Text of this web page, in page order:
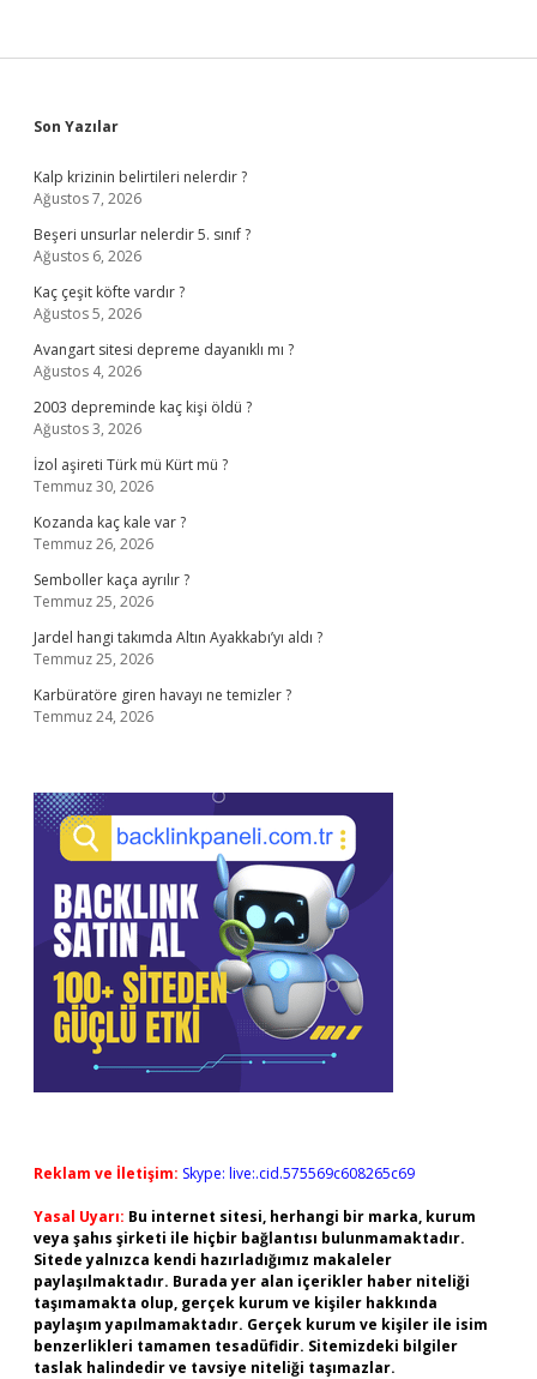
Sidebar
Son Yazılar
Kalp krizinin belirtileri nelerdir ?
Ağustos 7, 2026
Beşeri unsurlar nelerdir 5. sınıf ?
Ağustos 6, 2026
Kaç çeşit köfte vardır ?
Ağustos 5, 2026
Avangart sitesi depreme dayanıklı mı ?
Ağustos 4, 2026
2003 depreminde kaç kişi öldü ?
Ağustos 3, 2026
İzol aşireti Türk mü Kürt mü ?
Temmuz 30, 2026
Kozanda kaç kale var ?
Temmuz 26, 2026
Semboller kaça ayrılır ?
Temmuz 25, 2026
Jardel hangi takımda Altın Ayakkabı’yı aldı ?
Temmuz 25, 2026
Karbüratöre giren havayı ne temizler ?
Temmuz 24, 2026
Reklam ve İletişim: Skype: live:.cid.575569c608265c69
Yasal Uyarı: Bu internet sitesi, herhangi bir marka, kurum
veya şahıs şirketi ile hiçbir bağlantısı bulunmamaktadır.
Sitede yalnızca kendi hazırladığımız makaleler
paylaşılmaktadır. Burada yer alan içerikler haber niteliği
taşımamakta olup, gerçek kurum ve kişiler hakkında
paylaşım yapılmamaktadır. Gerçek kurum ve kişiler ile isim
benzerlikleri tamamen tesadüfidir. Sitemizdeki bilgiler
taslak halindedir ve tavsiye niteliği taşımazlar.